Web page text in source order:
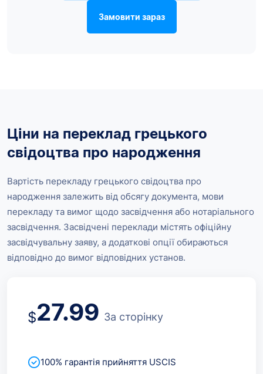
Замовити зараз
Ціни на переклад грецького
свідоцтва про народження
Вартість перекладу грецького свідоцтва про
народження залежить від обсягу документа, мови
перекладу та вимог щодо засвідчення або нотаріального
засвідчення. Засвідчені переклади містять офіційну
засвідчувальну заяву, а додаткові опції обираються
відповідно до вимог відповідних установ.
$27.99 За сторінку
100% гарантія прийняття USCIS